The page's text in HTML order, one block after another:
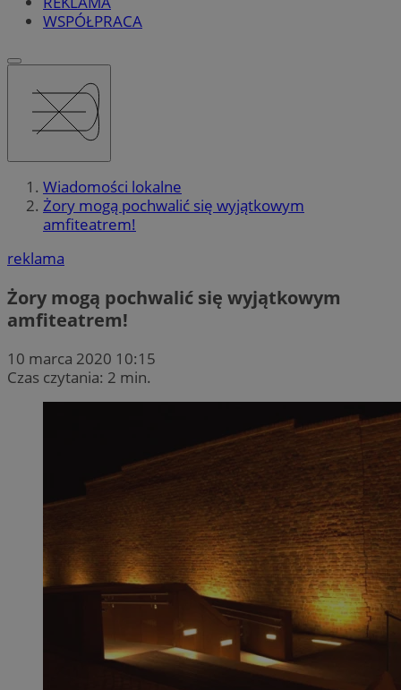
WSPÓŁPRACA
Wiadomości lokalne
Żory mogą pochwalić się wyjątkowym
amfiteatrem!
reklama
Żory mogą pochwalić się wyjątkowym
amfiteatrem!
10 marca 2020 10:15
Czas czytania: 2 min.